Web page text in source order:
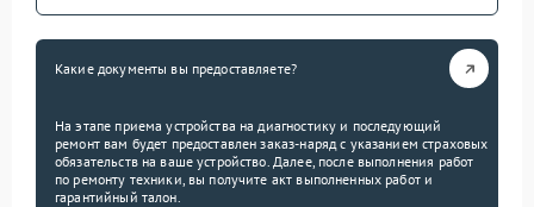
Какие документы вы предоставляете?
На этапе приема устройства на диагностику и последующий
ремонт вам будет предоставлен заказ-наряд с указанием страховых
обязательств на ваше устройство. Далее, после выполнения работ
по ремонту техники, вы получите акт выполненных работ и
гарантийный талон.